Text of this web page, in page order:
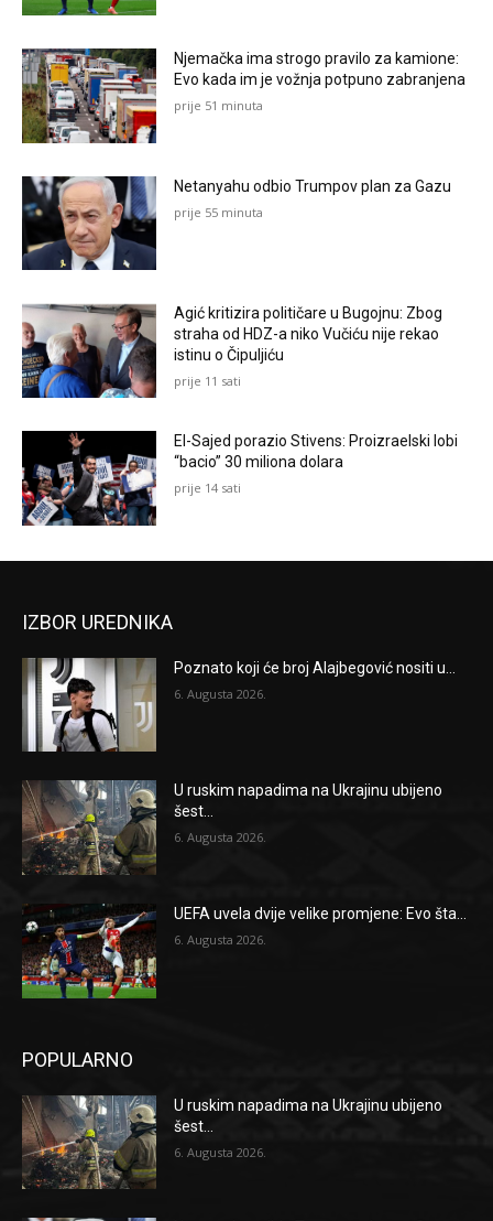
Njemačka ima strogo pravilo za kamione:
Evo kada im je vožnja potpuno zabranjena
prije 51 minuta
Netanyahu odbio Trumpov plan za Gazu
prije 55 minuta
Agić kritizira političare u Bugojnu: Zbog
straha od HDZ-a niko Vučiću nije rekao
istinu o Čipuljiću
prije 11 sati
El-Sajed porazio Stivens: Proizraelski lobi
“bacio” 30 miliona dolara
prije 14 sati
IZBOR UREDNIKA
Poznato koji će broj Alajbegović nositi u...
6. Augusta 2026.
U ruskim napadima na Ukrajinu ubijeno
šest...
6. Augusta 2026.
UEFA uvela dvije velike promjene: Evo šta...
6. Augusta 2026.
POPULARNO
U ruskim napadima na Ukrajinu ubijeno
šest...
6. Augusta 2026.